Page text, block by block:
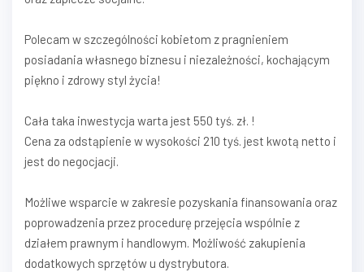
Polecam w szczególności kobietom z pragnieniem
posiadania własnego biznesu i niezależności, kochającym
piękno i zdrowy styl życia!
Cała taka inwestycja warta jest 550 tyś. zł. !
Cena za odstąpienie w wysokości 210 tyś. jest kwotą netto i
jest do negocjacji.
Możliwe wsparcie w zakresie pozyskania finansowania oraz
poprowadzenia przez procedurę przejęcia wspólnie z
działem prawnym i handlowym. Możliwość zakupienia
dodatkowych sprzętów u dystrybutora.